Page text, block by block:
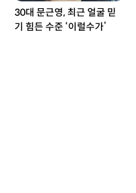
30대 문근영, 최근 얼굴 믿
기 힘든 수준 ‘이럴수가’